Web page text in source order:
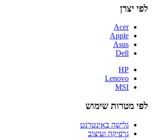
לפי יצרן
Acer
Apple
Asus
Dell
HP
Lenovo
MSI
לפי מטרות שימוש
גלישה באינטרנט
גרפיקה ועיצוב